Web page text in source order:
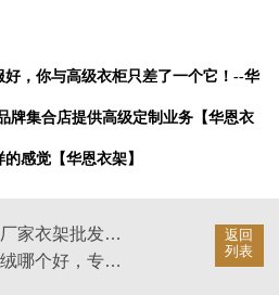
，你与高级衣柜只差了一个它！--华
牌集合店提供高级定制业务【华恩衣
感觉【华恩衣架】
返回
列表
衣架批发厂家，厂家衣架批发，王的衣架让您任性开挂！--华恩衣架
衣架植绒和不植绒哪个好，专业生产厂家给你答案--华恩